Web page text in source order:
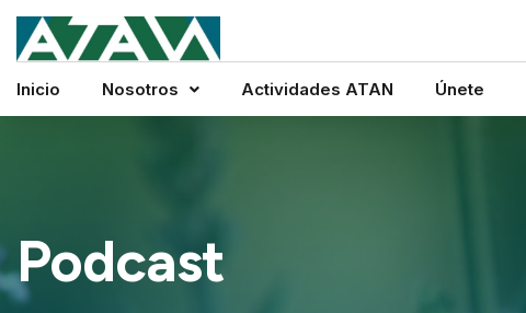
Inicio
Nosotros Actividades ATAN Únete
Podcast